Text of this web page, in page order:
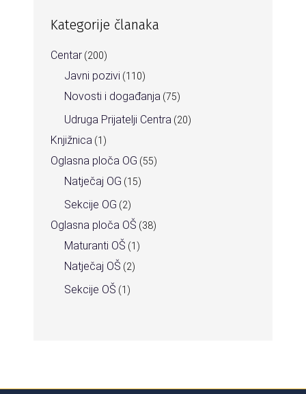
Kategorije članaka
Centar (200)
Javni pozivi (110)
Novosti i događanja (75)
Udruga Prijatelji Centra (20)
Knjižnica (1)
Oglasna ploča OG (55)
Natječaj OG (15)
Sekcije OG (2)
Oglasna ploča OŠ (38)
Maturanti OŠ (1)
Natječaj OŠ (2)
Sekcije OŠ (1)